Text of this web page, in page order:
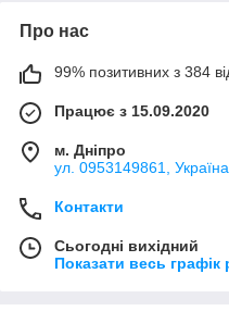
Про нас
99% позитивних з 384
Працює з 15.09.2020
м. Дніпро
ул. 0953149861,
Контакти
Сьогодні вихідний
Показати весь графік